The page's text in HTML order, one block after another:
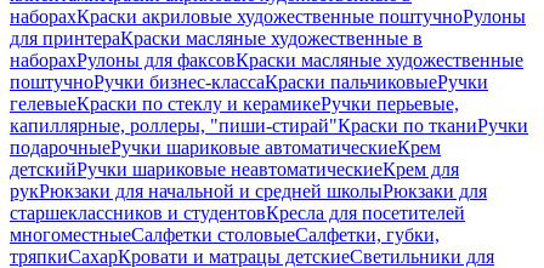
наборахКраски акриловые художественные поштучноРулоны
для принтераКраски масляные художественные в
наборахРулоны для факсовКраски масляные художественные
поштучноРучки бизнес-классаКраски пальчиковыеРучки
гелевыеКраски по стеклу и керамикеРучки перьевые,
капиллярные, роллеры, "пиши-стирай"Краски по тканиРучки
подарочныеРучки шариковые автоматическиеКрем
детскийРучки шариковые неавтоматическиеКрем для
рукРюкзаки для начальной и средней школыРюкзаки для
старшеклассников и студентовКресла для посетителей
многоместныеСалфетки столовыеСалфетки, губки,
тряпкиСахарКровати и матрацы детскиеСветильники для